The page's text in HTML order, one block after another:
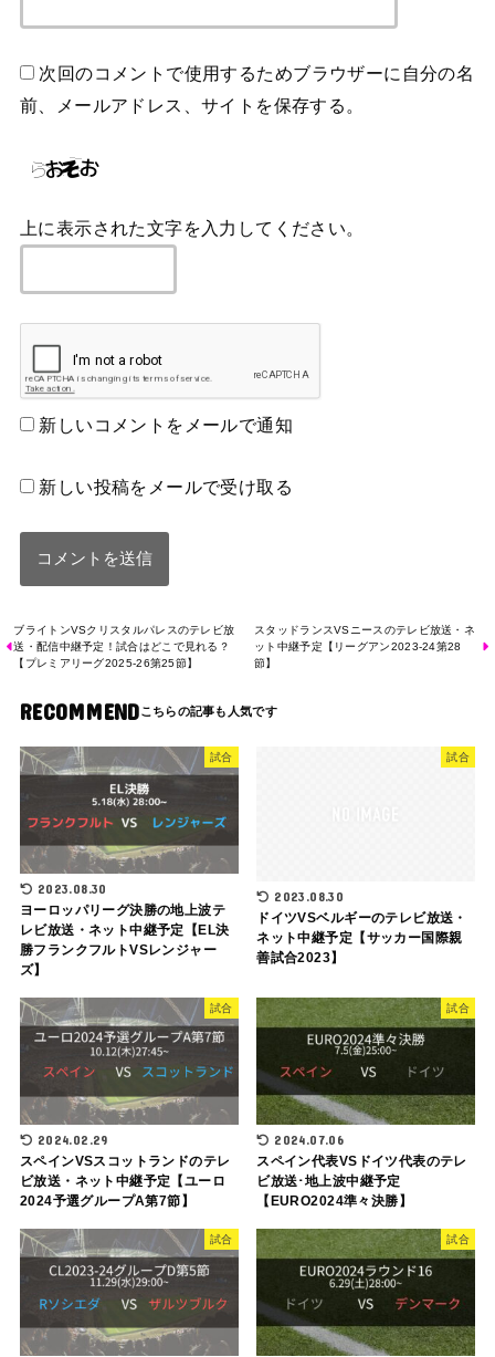
次回のコメントで使用するためブラウザーに自分の名
前、メールアドレス、サイトを保存する。
上に表示された文字を入力してください。
新しいコメントをメールで通知
新しい投稿をメールで受け取る
ブライトンVSクリスタルパレスのテレビ放
送・配信中継予定！試合はどこで見れる？
【プレミアリーグ2025-26第25節】
スタッドランスVSニースのテレビ放送・ネ
ット中継予定【リーグアン2023-24第28
節】
RECOMMEND
試合
2023.08.30
ヨーロッパリーグ決勝の地上波テ
レビ放送・ネット中継予定【EL決
勝フランクフルトVSレンジャー
ズ】
試合
2023.08.30
ドイツVSベルギーのテレビ放送・
ネット中継予定【サッカー国際親
善試合2023】
試合
2024.02.29
スペインVSスコットランドのテレ
ビ放送・ネット中継予定【ユーロ
2024予選グループA第7節】
試合
2024.07.06
スペイン代表VSドイツ代表のテレ
ビ放送･地上波中継予定
【EURO2024準々決勝】
試合 試合